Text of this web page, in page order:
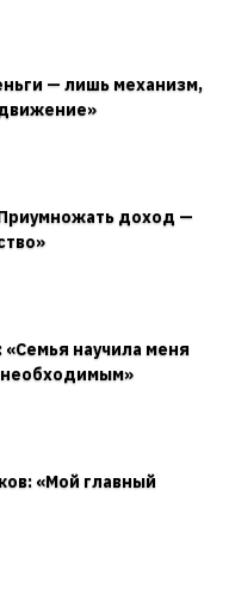
— лишь механизм,
доход —
научила меня
необходимым»
«Мой главный